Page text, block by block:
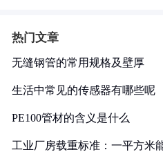
热门文章
无缝钢管的常用规格及壁厚
生活中常见的传感器有哪些呢
PE100管材的含义是什么
工业厂房载重标准：一平方米